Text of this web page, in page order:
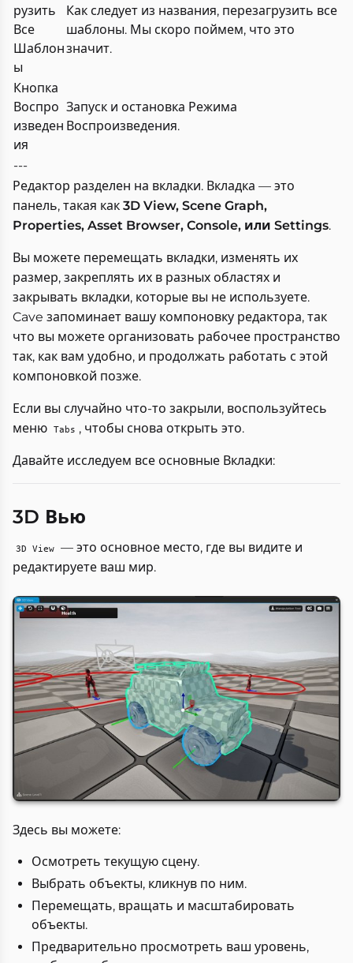
рузить
Все
Шаблон
ы
Как следует из названия, перезагрузить все
шаблоны. Мы скоро поймем, что это
значит.
Кнопка
Воспро
изведен
ия
Запуск и остановка Режима
Воспроизведения.
---
Редактор разделен на вкладки. Вкладка — это
панель, такая как 3D View, Scene Graph,
Properties, Asset Browser, Console, или Settings.
Вы можете перемещать вкладки, изменять их
размер, закреплять их в разных областях и
закрывать вкладки, которые вы не используете.
Cave запоминает вашу компоновку редактора, так
что вы можете организовать рабочее пространство
так, как вам удобно, и продолжать работать с этой
компоновкой позже.
Если вы случайно что-то закрыли, воспользуйтесь
меню Tabs , чтобы снова открыть это.
Давайте исследуем все основные Вкладки:
3D Вью
3D View — это основное место, где вы видите и
редактируете ваш мир.
Здесь вы можете:
Осмотреть текущую сцену.
Выбрать объекты, кликнув по ним.
Перемещать, вращать и масштабировать
объекты.
Предварительно просмотреть ваш уровень,